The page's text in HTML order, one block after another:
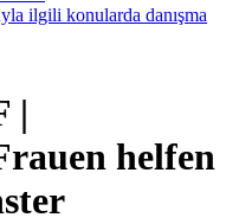
ilgili konularda danışma
|
helfen